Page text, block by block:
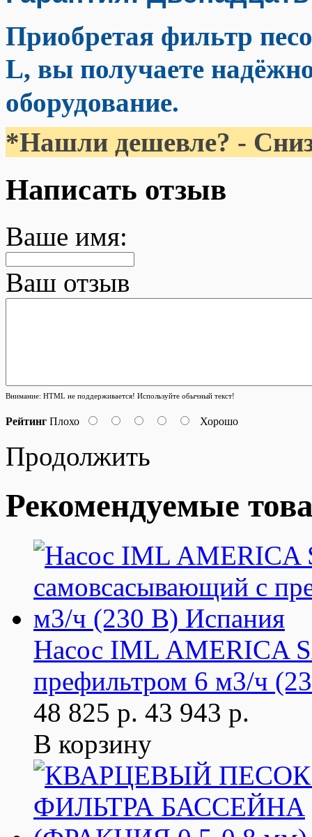
Приобретая фильтр
L, вы получаете
оборудование.
*Нашли дешевле? -
Написать отзыв
Ваше имя:
Ваш отзыв
Внимание: HTML не поддерживается! Используйте обычный текст!
Рейтинг Плохо Хорошо
Продолжить
Рекомендуемые
Насос IML AMERICA
префильтром 6 м3/ч
48 825 р. 43 943 р.
В корзину